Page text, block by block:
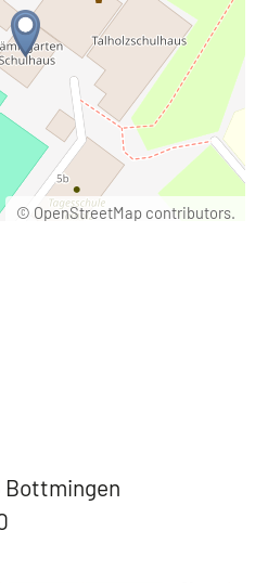
© OpenStreetMap contributors.
Bottmingen